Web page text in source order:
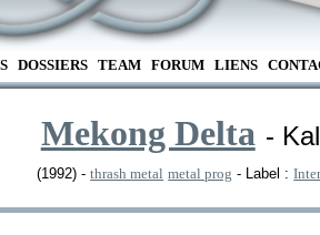
DOSSIERS TEAM FORUM LIENS
Mekong Delta -
(1992) -thrash metal metal prog - Label :